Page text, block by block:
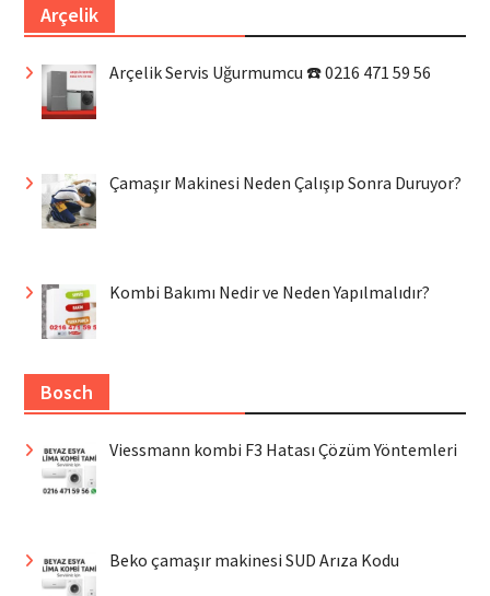
Arçelik
Arçelik Servis Uğurmumcu ☎️ 0216 471 59 56
Çamaşır Makinesi Neden Çalışıp Sonra Duruyor?
Kombi Bakımı Nedir ve Neden Yapılmalıdır?
Bosch
Viessmann kombi F3 Hatası Çözüm Yöntemleri
Beko çamaşır makinesi SUD Arıza Kodu